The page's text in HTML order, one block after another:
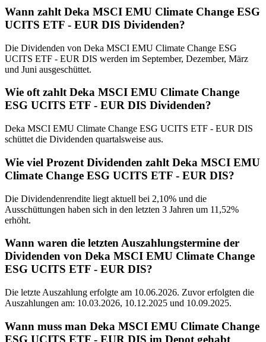
Wann zahlt Deka MSCI EMU Climate Change ESG
UCITS ETF - EUR DIS Dividenden?
Die Dividenden von Deka MSCI EMU Climate Change ESG
UCITS ETF - EUR DIS werden im September, Dezember, März
und Juni ausgeschüttet.
Wie oft zahlt Deka MSCI EMU Climate Change
ESG UCITS ETF - EUR DIS Dividenden?
Deka MSCI EMU Climate Change ESG UCITS ETF - EUR DIS
schüttet die Dividenden quartalsweise aus.
Wie viel Prozent Dividenden zahlt Deka MSCI EMU
Climate Change ESG UCITS ETF - EUR DIS?
Die Dividendenrendite liegt aktuell bei 2,10% und die
Ausschüttungen haben sich in den letzten 3 Jahren um 11,52%
erhöht.
Wann waren die letzten Auszahlungstermine der
Dividenden von Deka MSCI EMU Climate Change
ESG UCITS ETF - EUR DIS?
Die letzte Auszahlung erfolgte am 10.06.2026. Zuvor erfolgten die
Auszahlungen am: 10.03.2026, 10.12.2025 und 10.09.2025.
Wann muss man Deka MSCI EMU Climate Change
ESG UCITS ETF - EUR DIS im Depot gehabt